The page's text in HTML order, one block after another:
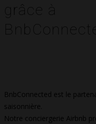
grâce à
BnbConnected est le
saisonnière.
Notre conciergerie Airbnb